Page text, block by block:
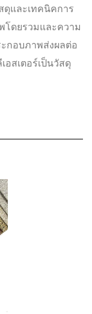
และเทคนิคการ
ดยรวมและความ
กอบภาพส่งผลต่อ
สเตอร์เป็นวัสดุ